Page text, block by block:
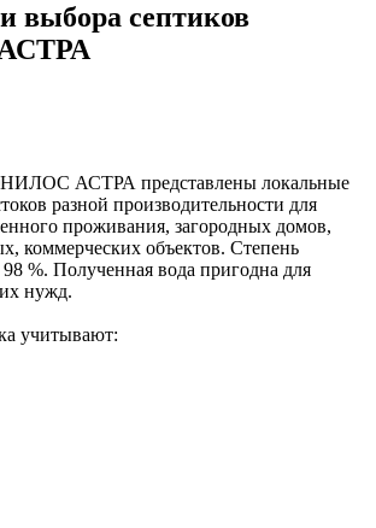
выбора септиков
АСТРА представлены локальные
разной производительности для
проживания, загородных домов,
коммерческих объектов. Степень
98 %. Полученная вода пригодна для
нужд.
учитывают: